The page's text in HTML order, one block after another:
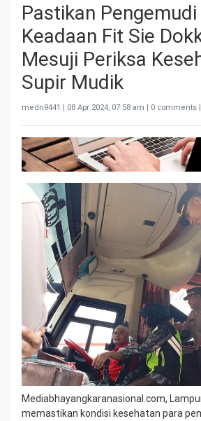
Pastikan
Keadaan Fit Sie
Mesuji Periksa
Supir Mudik
medn9441 | 08 Apr 2024, 07:58 am | 0 comments
Mediabhayangkaranasional.com,
memastikan kondisi kesehatan para